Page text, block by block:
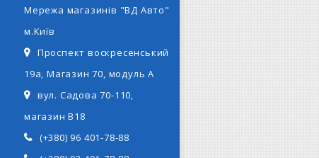
Мережа магазинів "ВД Авто"
м.Київ
Проспект воскресенський
19а, Магазин 70, модуль А
вул. Садова 70-110,
магазин В18
(+380) 96 401-78-88